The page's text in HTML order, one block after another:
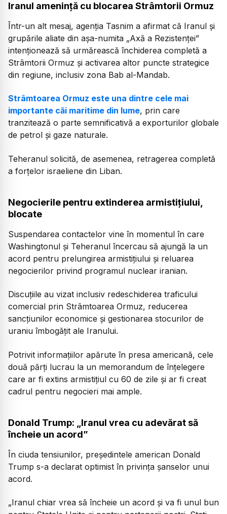
Iranul amenință cu blocarea Strâmtorii Ormuz
Într-un alt mesaj, agenția Tasnim a afirmat că Iranul și
grupările aliate din așa-numita „Axă a Rezistenței”
intenționează să urmărească închiderea completă a
Strâmtorii Ormuz și activarea altor puncte strategice
din regiune, inclusiv zona Bab al-Mandab.
Strâmtoarea Ormuz este una dintre cele mai
importante căi maritime din lume, prin care
tranzitează o parte semnificativă a exporturilor globale
de petrol și gaze naturale.
Teheranul solicită, de asemenea, retragerea completă
a forțelor israeliene din Liban.
Negocierile pentru extinderea armistițiului,
blocate
Suspendarea contactelor vine în momentul în care
Washingtonul și Teheranul încercau să ajungă la un
acord pentru prelungirea armistițiului și reluarea
negocierilor privind programul nuclear iranian.
Discuțiile au vizat inclusiv redeschiderea traficului
comercial prin Strâmtoarea Ormuz, reducerea
sancțiunilor economice și gestionarea stocurilor de
uraniu îmbogățit ale Iranului.
Potrivit informațiilor apărute în presa americană, cele
două părți lucrau la un memorandum de înțelegere
care ar fi extins armistițiul cu 60 de zile și ar fi creat
cadrul pentru negocieri mai ample.
Donald Trump: „Iranul vrea cu adevărat să
încheie un acord”
În ciuda tensiunilor, președintele american Donald
Trump s-a declarat optimist în privința șanselor unui
acord.
„Iranul chiar vrea să încheie un acord și va fi unul bun